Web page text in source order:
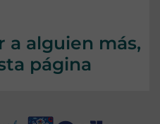
a alguien más,
página